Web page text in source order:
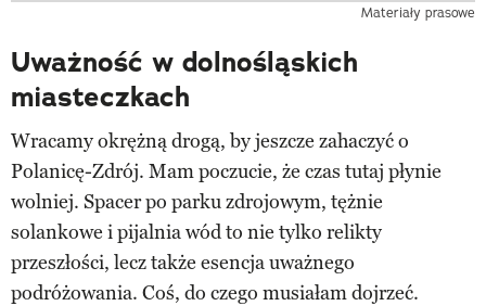
Materiały prasowe
Uważność w dolnośląskich
miasteczkach
Wracamy okrężną drogą, by jeszcze zahaczyć o
Polanicę-Zdrój. Mam poczucie, że czas tutaj płynie
wolniej. Spacer po parku zdrojowym, tężnie
solankowe i pijalnia wód to nie tylko relikty
przeszłości, lecz także esencja uważnego
podróżowania. Coś, do czego musiałam dojrzeć.